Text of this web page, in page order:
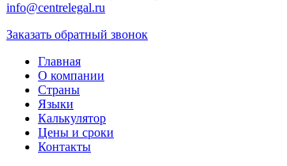
info@centrelegal.ru
Заказать обратный звонок
Главная
О компании
Страны
Языки
Калькулятор
Цены и сроки
Контакты